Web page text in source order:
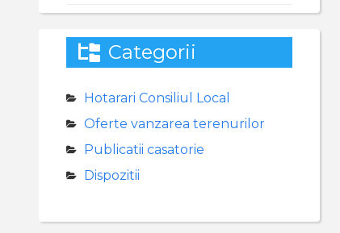
Categorii
Hotarari Consiliul Local
Oferte vanzarea terenurilor
Publicatii casatorie
Dispozitii